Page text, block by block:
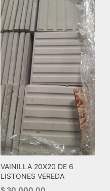
VAINILLA 20X20 DE 6
LISTONES VEREDA